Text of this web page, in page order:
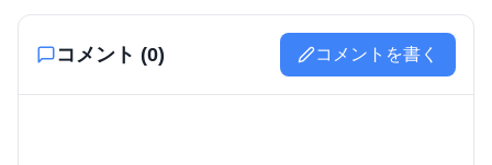
コメント (0) コメントを書く